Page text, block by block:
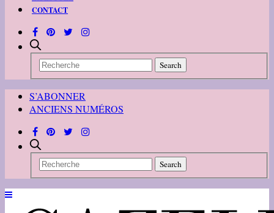
CONTACT
S’ABONNER
ANCIENS NUMÉROS